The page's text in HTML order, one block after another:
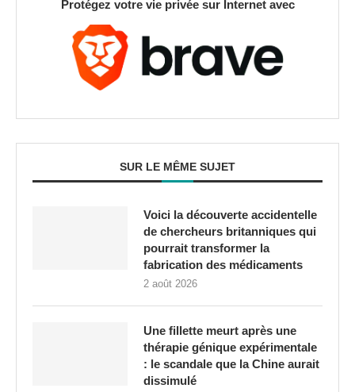
Protégez votre vie privée sur Internet avec
SUR LE MÊME SUJET
Voici la découverte accidentelle
de chercheurs britanniques qui
pourrait transformer la
fabrication des médicaments
2 août 2026
Une fillette meurt après une
thérapie génique expérimentale
: le scandale que la Chine aurait
dissimulé